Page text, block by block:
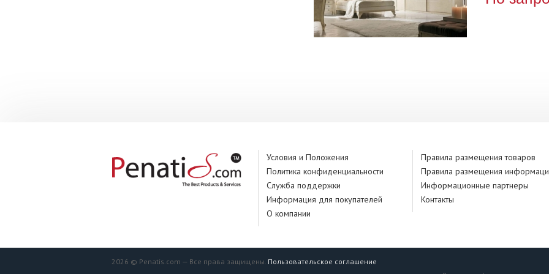
Условия и Положения
Политика конфиденциальности
Служба поддержки
Информация для покупателей
О компании
Правила размещения товаров
Правила размещения
Информационные партнеры
Контакты
2026 © Penatis.com — Все права защищены. Пользовательское соглашение